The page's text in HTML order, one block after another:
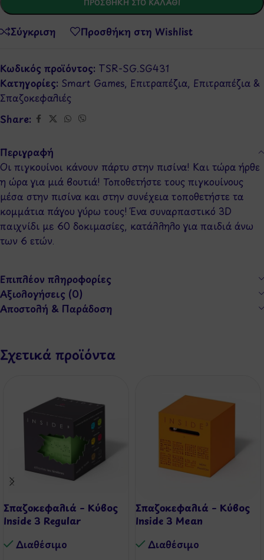
Σύγκριση Προσθήκη στη Wishlist
Κωδικός προϊόντος: TSR-SG.SG431
Κατηγορίες: Smart Games, Επιτραπέζια, Επιτραπέζια &
Σπαζοκεφαλιές
Share:
Περιγραφή
Οι πιγκουίνοι κάνουν πάρτυ στην πισίνα! Και τώρα ήρθε
η ώρα για μιά βουτιά! Τοποθετήστε τους πιγκουίνους
μέσα στην πισίνα και στην συνέχεια τοποθετήστε τα
κομμάτια πάγου γύρω τους! Ένα συναρπαστικό 3D
παιχνίδι με 60 δοκιμασίες, κατάλληλο για παιδιά άνω
των 6 ετών.
Επιπλέον πληροφορίες
Αξιολογήσεις (0)
Αποστολή & Παράδοση
Σχετικά προϊόντα
Σπαζοκεφαλιά – Κύβος
Inside 3 Regular
Διαθέσιμo
Σπαζοκεφαλιά – Κύβος
Inside 3 Mean
Διαθέσιμo